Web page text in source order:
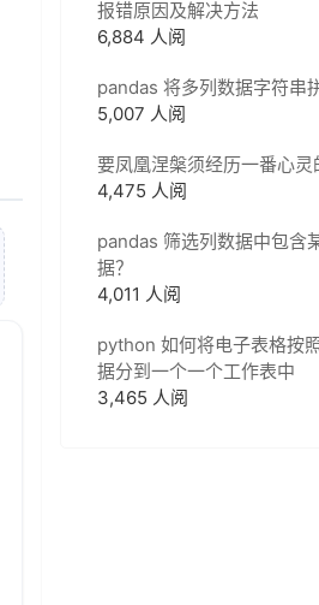
报错原因及解决方法
6,884 人阅
pandas 将多列数据字符串
5,007 人阅
要凤凰涅槃须经历一番心灵
4,475 人阅
pandas 筛选列数据中包含
据？
4,011 人阅
python 如何将电子表格按
据分到一个一个工作表中
3,465 人阅